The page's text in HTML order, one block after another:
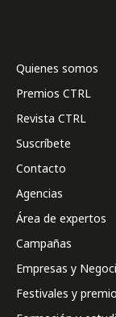
Quienes somos
Premios CTRL
Revista CTRL
Suscríbete
Contacto
Agencias
Área de expertos
Campañas
Empresas y
Festivales y